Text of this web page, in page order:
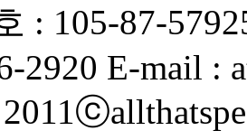
: 105-87-
2920 E-mail :